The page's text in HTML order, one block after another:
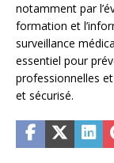
notamment par
formation et
surveillance
essentiel pour
professionnelles
et sécurisé.